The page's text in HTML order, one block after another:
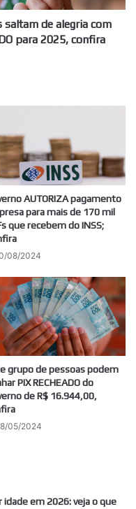
de alegria com
para 2025, confira
AUTORIZA pagamento
para mais de 170 mil
que recebem do INSS;
08/2024
grupo de pessoas podem
PIX RECHEADO do
de R$ 16.944,00,
05/2024
em 2026: veja o que